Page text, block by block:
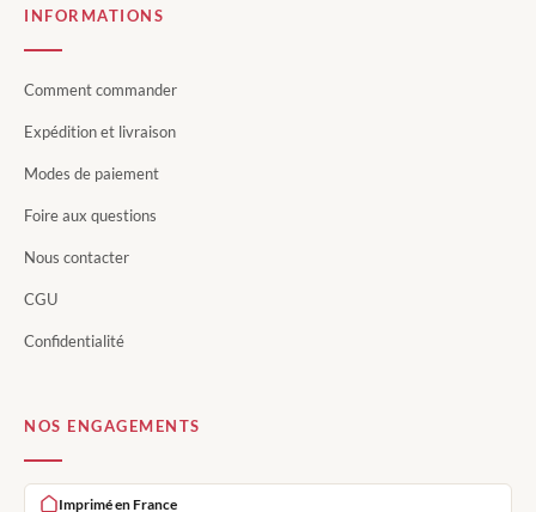
INFORMATIONS
Comment commander
Expédition et livraison
Modes de paiement
Foire aux questions
Nous contacter
CGU
Confidentialité
NOS ENGAGEMENTS
Imprimé en France